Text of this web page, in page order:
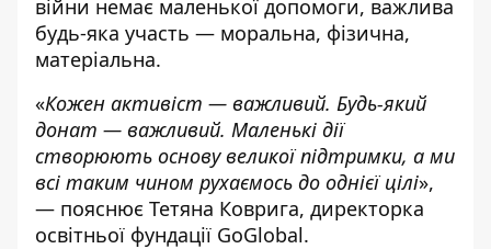
війни немає маленької допомоги, важлива
будь-яка участь — моральна, фізична,
матеріальна.
«Кожен активіст — важливий. Будь-який
донат — важливий. Маленькі дії
створюють основу великої підтримки, а ми
всі таким чином рухаємось до однієї цілі»,
— пояснює Тетяна Коврига, директорка
освітньої фундації GoGlobal.